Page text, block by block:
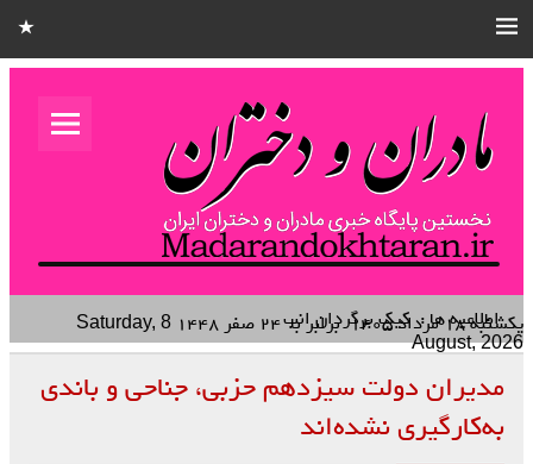
مادران و
اطلاعیه ها : کیک برگردان انبه یکشنبه ۱۸ مرداد ۱۴۰۵ برابر با۲۴ صفر ۱۴۴۸
Saturday, 8
August, 2026
مدیران دولت سیزدهم حزبی، جناحی و باندی
به‌کارگیری نشده‌اند